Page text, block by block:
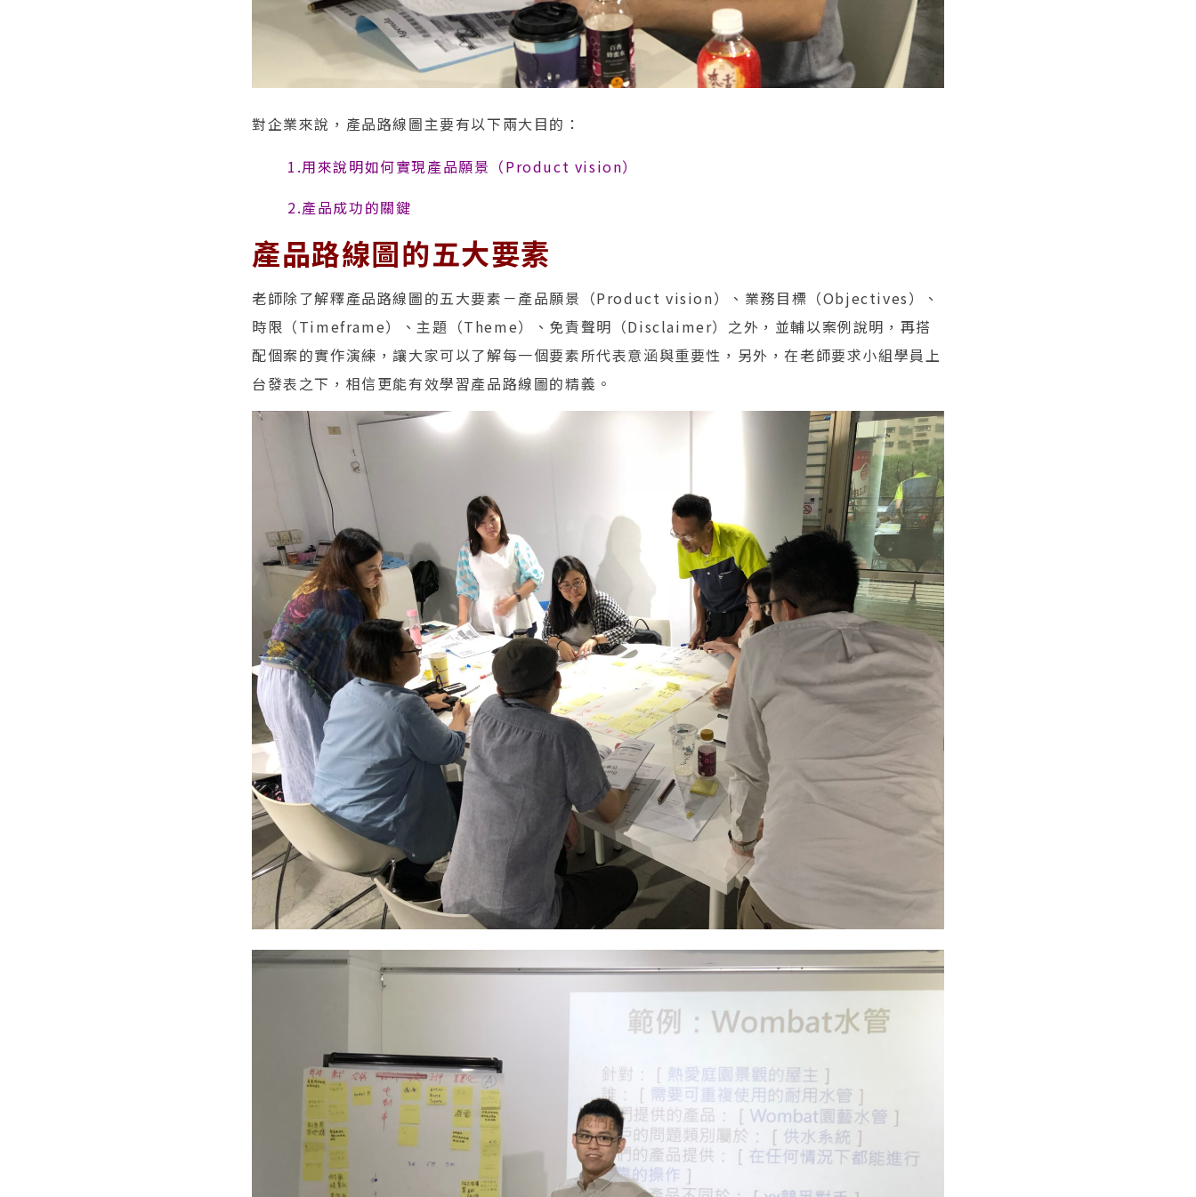
對企業來說，產品路線圖主要有以下兩大目的：
1.用來說明如何實現產品願景（Product vision）
2.產品成功的關鍵
產品路線圖的五大要素
老師除了解釋產品路線圖的五大要素－產品願景（Product vision）、業務目標（Objectives）、
時限（Timeframe）、主題（Theme）、免責聲明（Disclaimer）之外，並輔以案例說明，再搭
配個案的實作演練，讓大家可以了解每一個要素所代表意涵與重要性，另外，在老師要求小組學員上
台發表之下，相信更能有效學習產品路線圖的精義。